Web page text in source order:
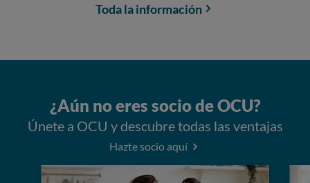
Toda la información
¿Aún no eres socio de OCU?
Únete a OCU y descubre todas las ventajas
Hazte socio aquí